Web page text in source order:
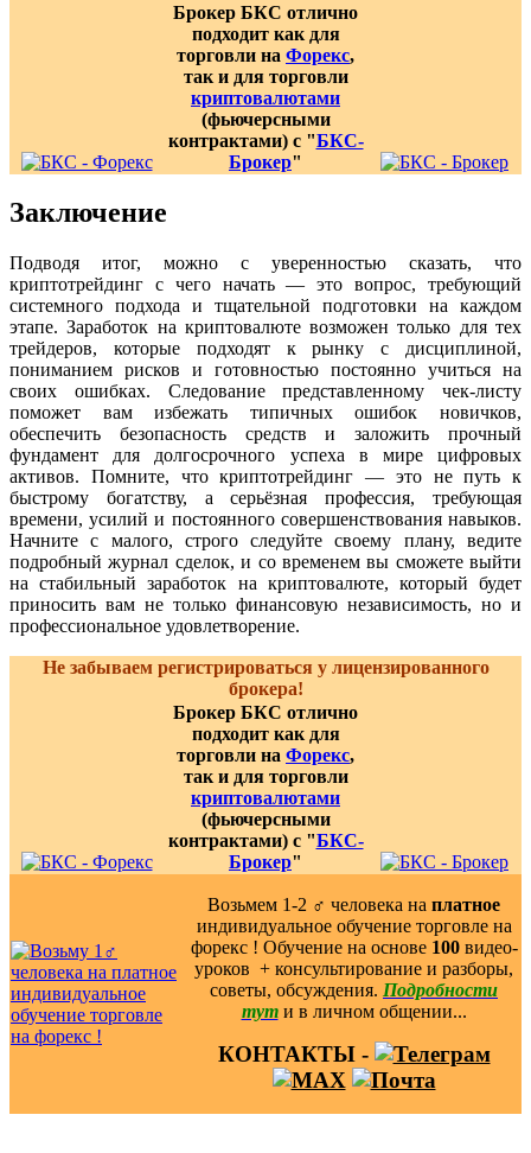
Брокер БКС отлично
подходит как для
торговли на Форекс,
так и для торговли
криптовалютами
(фьючерсными
контрактами) с "БКС-
Брокер"
Заключение
Подводя итог, можно с уверенностью сказать, что
криптотрейдинг с чего начать — это вопрос, требующий
системного подхода и тщательной подготовки на каждом
этапе. Заработок на криптовалюте возможен только для тех
трейдеров, которые подходят к рынку с дисциплиной,
пониманием рисков и готовностью постоянно учиться на
своих ошибках. Следование представленному чек-листу
поможет вам избежать типичных ошибок новичков,
обеспечить безопасность средств и заложить прочный
фундамент для долгосрочного успеха в мире цифровых
активов. Помните, что криптотрейдинг — это не путь к
быстрому богатству, а серьёзная профессия, требующая
времени, усилий и постоянного совершенствования навыков.
Начните с малого, строго следуйте своему плану, ведите
подробный журнал сделок, и со временем вы сможете выйти
на стабильный заработок на криптовалюте, который будет
приносить вам не только финансовую независимость, но и
профессиональное удовлетворение.
Не забываем регистрироваться у лицензированного
брокера!
Брокер БКС отлично
подходит как для
торговли на Форекс,
так и для торговли
криптовалютами
(фьючерсными
контрактами) с "БКС-
Брокер"
Возьмем 1-2 ‍♂️ человека на платное
индивидуальное обучение торговле на
форекс ! Обучение на основе 100видео-
уроков ️ + консультирование и разборы,
советы, обсуждения. Подробности
тут и в личном общении...
КОНТАКТЫ -